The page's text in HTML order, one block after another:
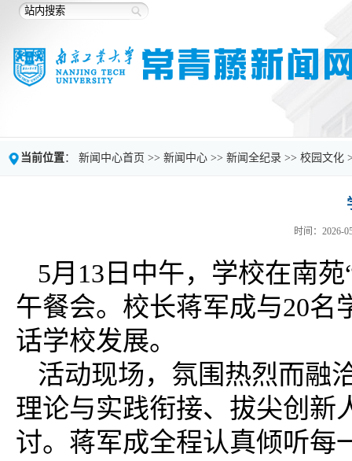
当前位置： 新闻中心首页 >> 新闻中心 >> 新闻全纪录 >> 校园文化
时间：2026-
5月13日中午，学校在南
午餐会。校长蒋军成与20名
话学校发展。
活动现场，氛围热烈而融
理论与实践衔接、拔尖创新
讨。蒋军成全程认真倾听每